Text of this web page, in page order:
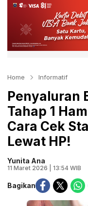
Home Informatif
Penyaluran
Tahap 1
Cara Cek
Lewat HP!
Yunita Ana
11 Maret 2026 | 13:54 WIB
Bagikan